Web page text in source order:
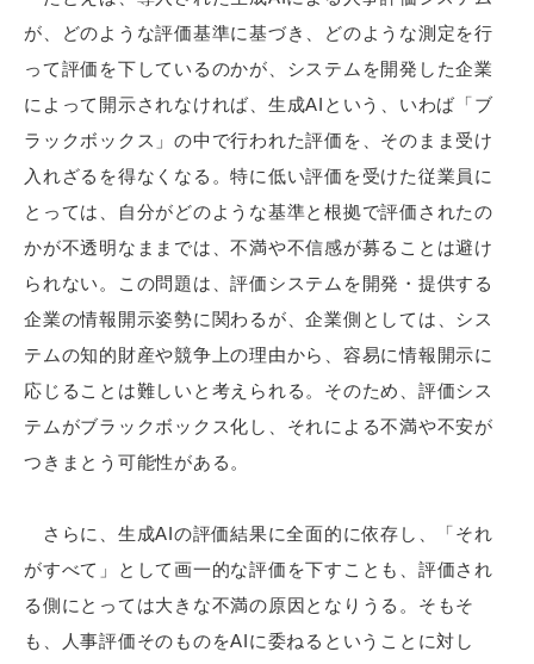
が、どのような評価基準に基づき、どのような測定を行
って評価を下しているのかが、システムを開発した企業
によって開示されなければ、生成AIという、いわば「ブ
ラックボックス」の中で行われた評価を、そのまま受け
入れざるを得なくなる。特に低い評価を受けた従業員に
とっては、自分がどのような基準と根拠で評価されたの
かが不透明なままでは、不満や不信感が募ることは避け
られない。この問題は、評価システムを開発・提供する
企業の情報開示姿勢に関わるが、企業側としては、シス
テムの知的財産や競争上の理由から、容易に情報開示に
応じることは難しいと考えられる。そのため、評価シス
テムがブラックボックス化し、それによる不満や不安が
つきまとう可能性がある。
さらに、生成AIの評価結果に全面的に依存し、「それ
がすべて」として画一的な評価を下すことも、評価され
る側にとっては大きな不満の原因となりうる。そもそ
も、人事評価そのものをAIに委ねるということに対し